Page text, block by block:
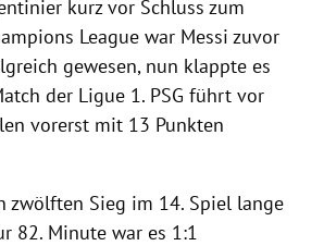
kurz vor Schluss zum
League war Messi zuvor
gewesen, nun klappte es
der Ligue 1. PSG führt vor
vorerst mit 13 Punkten
zwölften Sieg im 14. Spiel lange
82. Minute war es 1:1